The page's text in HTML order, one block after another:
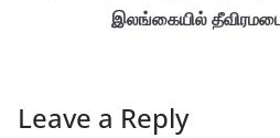
இலங்கையில்
Leave a Reply